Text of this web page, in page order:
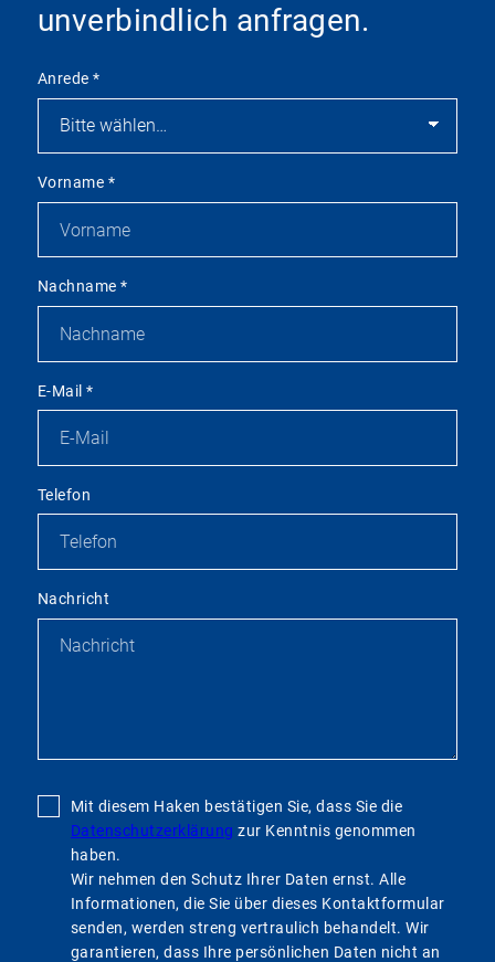
unverbindlich anfragen.
Anrede*
Vorname *
Nachname*
E-Mail*
Telefon
Nachricht
Mit diesem Haken bestätigen Sie, dass Sie die
Datenschutzerklärung zur Kenntnis genommen
haben.
Wir nehmen den Schutz Ihrer Daten ernst. Alle
Informationen, die Sie über dieses Kontaktformular
senden, werden streng vertraulich behandelt. Wir
garantieren, dass Ihre persönlichen Daten nicht an